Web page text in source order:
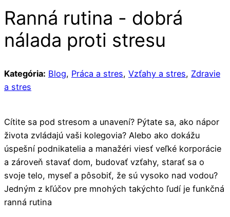
Ranná rutina - dobrá
nálada proti stresu
Kategória: Blog, Práca a stres, Vzťahy a stres, Zdravie
a stres
Cítite sa pod stresom a unavení? Pýtate sa, ako nápor
života zvládajú vaši kolegovia? Alebo ako dokážu
úspešní podnikatelia a manažéri viesť veľké korporácie
a zároveň stavať dom, budovať vzťahy, starať sa o
svoje telo, myseľ a pôsobiť, že sú vysoko nad vodou?
Jedným z kľúčov pre mnohých takýchto ľudí je funkčná
ranná rutina